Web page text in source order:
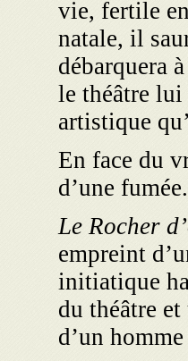
vie, fertile
natale, il
débarquera
le théâtre lui
artistique
« En face du
d’une
Le Rocher
empreint
initiatique
du théâtre
d’un